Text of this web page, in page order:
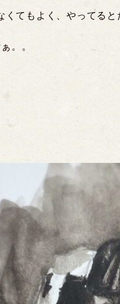
くてもよく、やってる
。。